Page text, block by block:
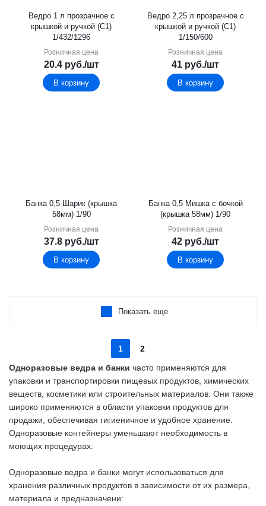
Ведро 1 л прозрачное с
крышкой и ручкой (С1)
1/432/1296
Розничная цена
20.4руб./шт
В корзину
Ведро 2,25 л прозрачное с
крышкой и ручкой (С1)
1/150/600
Розничная цена
41 руб./шт
В корзину
Банка 0,5 Шарик (крышка
58мм) 1/90
Розничная цена
37.8руб./шт
В корзину
Банка 0,5 Мишка с бочкой
(крышка 58мм) 1/90
Розничная цена
42 руб./шт
В корзину
Показать еще
1
2
Одноразовые ведра и банки часто применяются для
упаковки и транспортировки пищевых продуктов, химических
веществ, косметики или строительных материалов. Они также
широко применяются в области упаковки продуктов для
продажи, обеспечивая гигиеничное и удобное хранение.
Одноразовые контейнеры уменьшают необходимость в
моющих процедурах.
Одноразовые ведра и банки могут использоваться для
хранения различных продуктов в зависимости от их размера,
материала и предназначени: